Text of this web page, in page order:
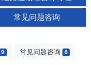
常见问题咨询
9 常见问题咨询 6